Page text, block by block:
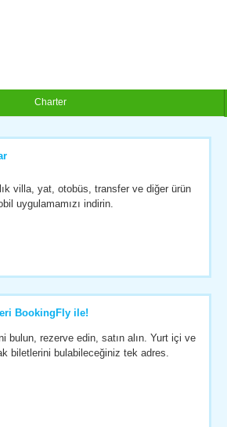
Charter
villa, yat, otobüs, transfer ve diğer ürün
uygulamamızı indirin.
BookingFly ile!
bulun, rezerve edin, satın alın. Yurt içi ve
biletlerini bulabileceğiniz tek adres.